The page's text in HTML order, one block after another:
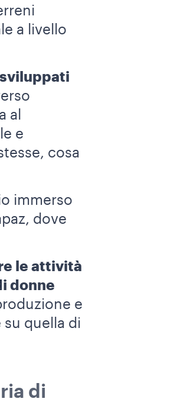
a livello
al
e
cosa
immerso
dove
le attività
donne
e
quella di
di